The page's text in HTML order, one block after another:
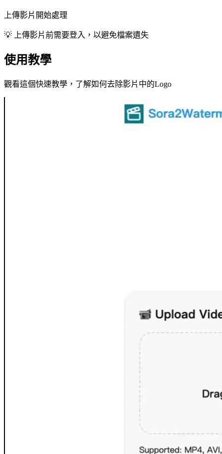
上傳影片開始處理
💡 上傳影片前需要登入，以避免檔案遺失
使用教學
觀看這個快速教學，了解如何去除影片中的Logo